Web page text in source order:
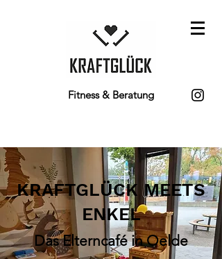
Fitness & Beratung
KRAFTGLÜCK MEETS
ENKEL
Das Elterncafé in Oelde